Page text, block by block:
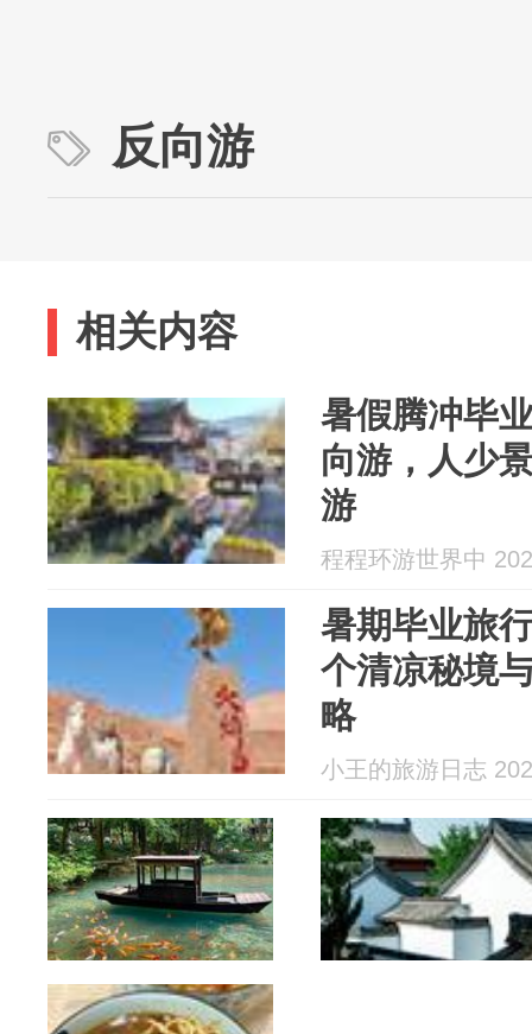
反向游
相关内容
暑假腾冲毕
向游，人少
游
程程环游世界中
暑期毕业旅
个清凉秘境
略
小王的旅游日志